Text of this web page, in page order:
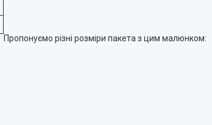
Пропонуємо різні розміри пакета з цим малюнком: